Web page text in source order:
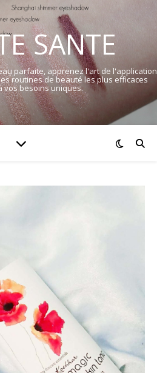
SANTE
parfaite, apprenez l'art de l'application
routines de beauté les plus efficaces
vos besoins uniques.